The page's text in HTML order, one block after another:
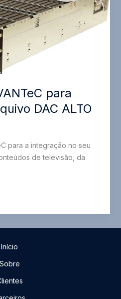
para
DAC ALTO
para a integração no seu
de televisão, da
Início
Sobre